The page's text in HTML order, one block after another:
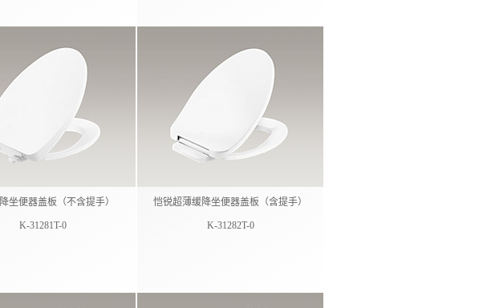
坐便器盖板（不含提手）
K-31281T-0
恺锐超薄缓降坐便器盖板（含提手）
K-31282T-0